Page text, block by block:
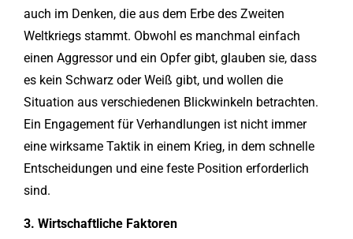
auch im Denken, die aus dem Erbe des Zweiten
Weltkriegs stammt. Obwohl es manchmal einfach
einen Aggressor und ein Opfer gibt, glauben sie, dass
es kein Schwarz oder Weiß gibt, und wollen die
Situation aus verschiedenen Blickwinkeln betrachten.
Ein Engagement für Verhandlungen ist nicht immer
eine wirksame Taktik in einem Krieg, in dem schnelle
Entscheidungen und eine feste Position erforderlich
sind.
3. Wirtschaftliche Faktoren